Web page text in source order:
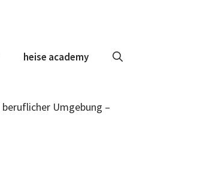
heise academy